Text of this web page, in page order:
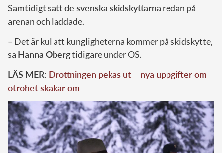
Samtidigt sattde svenska skidskyttarna redan på
arenan och laddade.
– Det är kul att kungligheterna kommer på skidskytte,
sa Hanna Öbergtidigare under OS.
LÄS MER: Drottningen pekas ut – nya uppgifter om
otrohet skakar om